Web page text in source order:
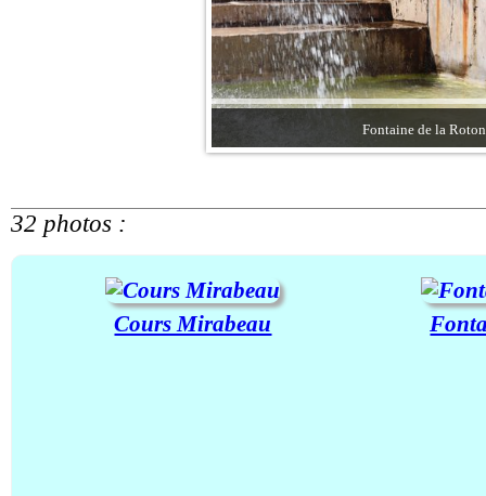
Fontaine de la
32 photos :
Cours Mirabeau